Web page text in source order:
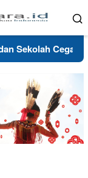
Cegah Bullying